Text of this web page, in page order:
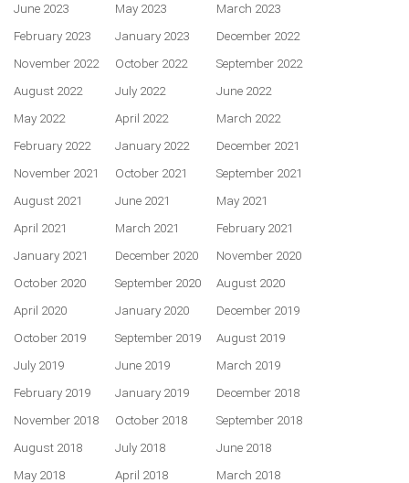
June 2023
May 2023
March 2023
February 2023
January 2023
December 2022
November 2022
October 2022
September 2022
August 2022
July 2022
June 2022
May 2022
April 2022
March 2022
February 2022
January 2022
December 2021
November 2021
October 2021
September 2021
August 2021
June 2021
May 2021
April 2021
March 2021
February 2021
January 2021
December 2020
November 2020
October 2020
September 2020
August 2020
April 2020
January 2020
December 2019
October 2019
September 2019
August 2019
July 2019
June 2019
March 2019
February 2019
January 2019
December 2018
November 2018
October 2018
September 2018
August 2018
July 2018
June 2018
May 2018
April 2018
March 2018